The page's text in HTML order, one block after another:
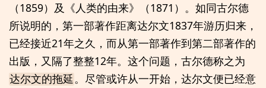
（1859）及《人类的由来》（1871）。如同古尔德
所说明的，第一部著作距离达尔文1837年游历归来，
已经接近21年之久，而从第一部著作到第二部著作的
出版，又隔了整整12年。这个问题，古尔德称之为
达尔文的拖延 。尽管或许从一开始，达尔文便已经意